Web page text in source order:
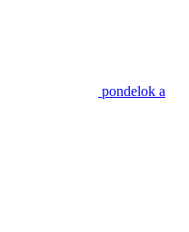
pondelok a